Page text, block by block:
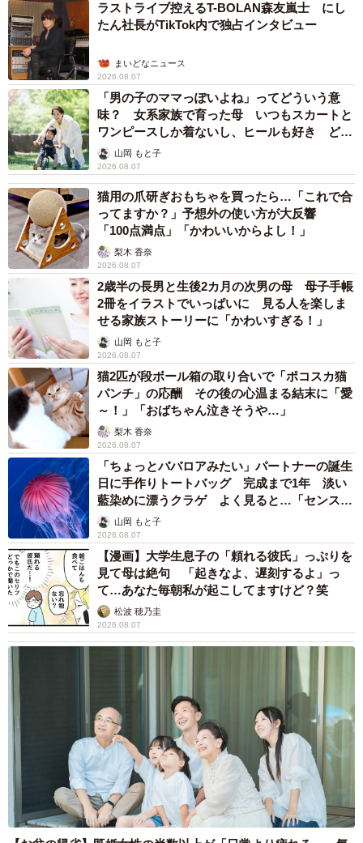
ラストライブ控えるT-BOLAN森友嵐士 にし
たん社長がTikTok内で独占インタビュー
まいどなニュース
2026.08.07
「男の子のママっぽいよね」ってどういう意
味？ 女系家族で育った母 いつもスカートと
ワンピースしか着ないし、ヒールも好き どの
へんが…
山岡 もと子
2026.08.07
猫用の爪研ぎおもちゃを買ったら…「これで合
ってますか？」予想外の使い方が大反響
「100点満点」「かわいいからよし！」
梨木 香奈
2026.08.07
2歳半の長男と生後2カ月の次男の母 母子手帳
2冊をイラストでいっぱいに 見る人を楽しま
せる家族ストーリーに「かわいすぎる！」
山岡 もと子
2026.08.07
猫2匹が段ボール箱の取り合いで「ポコスカ猫
パンチ」の応酬 その後の心温まる結末に「愛
～！」「おばちゃん泣きそうや…」
梨木 香奈
2026.08.07
「ちょっとババロアみたい」パートナーの誕生
日に手作りトートバッグ 完成まで1年 淡い
藍染めに漂うクラゲ よく見ると…「センスす
ごい」山岡 もと子
2026.08.07
【漫画】大学生息子の「頼れる彼氏」っぷりを
見て母は絶句 「起きなよ、遅刻するよ」っ
て…あなた毎朝私が起こしてますけど？笑
松波 穂乃圭
2026.08.07